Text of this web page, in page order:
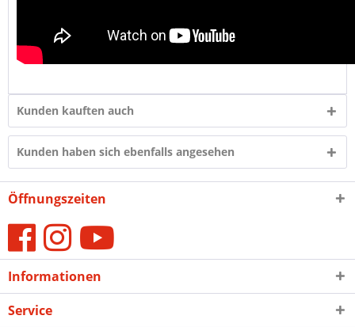
Kunden kauften auch
Kunden haben sich ebenfalls angesehen
Öffnungszeiten
Informationen
Service